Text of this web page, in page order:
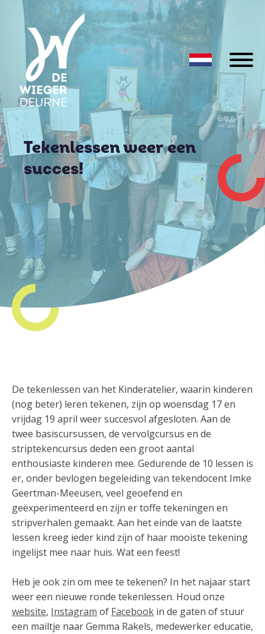
Tekenlessen weer een
succes!
De tekenlessen van het Kinderatelier, waarin kinderen
(nog beter) leren tekenen, zijn op woensdag 17 en
vrijdag 19 april weer succesvol afgesloten. Aan de
twee basiscursussen, de vervolgcursus en de
striptekencursus deden een groot aantal
enthousiaste kinderen mee. Gedurende de 10 lessen is
er, onder bevlogen begeleiding van tekendocent Imke
Geertman-Meeusen, veel geoefend en
geëxperimenteerd en zijn er toffe tekeningen en
stripverhalen gemaakt. Aan het einde van de laatste
lessen kreeg ieder kind zijn of haar mooiste tekening
ingelijst mee naar huis. Wat een feest!
Heb je ook zin om mee te tekenen? In het najaar start
weer een nieuwe ronde tekenlessen. Houd onze
website, Instagram of Facebook in de gaten of stuur
een mailtje naar Gemma Rakels, medewerker educatie,